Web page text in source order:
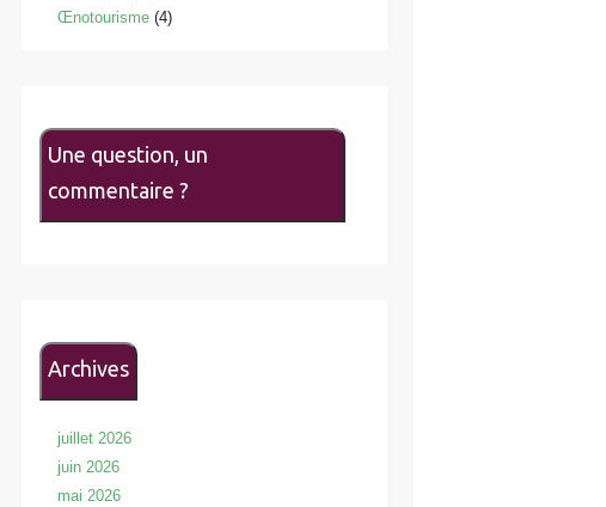
Œnotourisme(4)
Une question, un
commentaire ?
Archives
juillet 2026
juin 2026
mai 2026